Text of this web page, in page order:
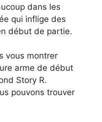
dans les
qui inflige des
début de partie.
vous montrer
arme de début
Story R.
pouvons trouver